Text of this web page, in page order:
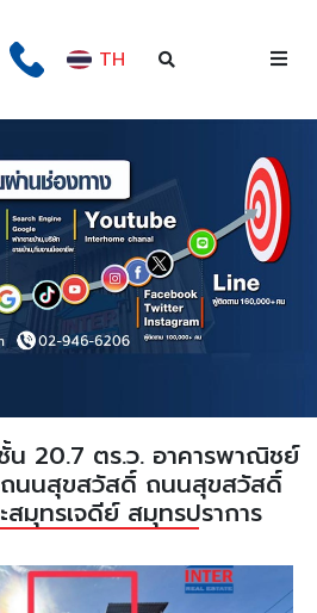
TH
20.7 ตร.ว. อาคารพาณิชย์
นนสุขสวัสดิ์ ถนนสุขสวัสดิ์
มุทรเจดีย์ สมุทรปราการ